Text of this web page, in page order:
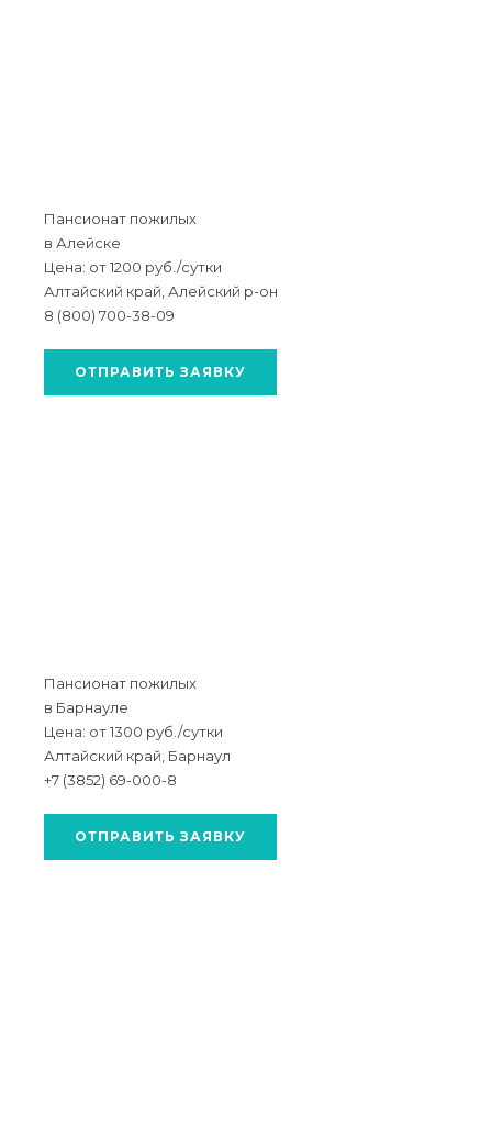
Пансионат пожилых
в Алейске
Цена: от 1200 руб./сутки
Алтайский край, Алейский р-он
8 (800) 700-38-09
ОТПРАВИТЬ ЗАЯВКУ
Пансионат пожилых
в Барнауле
Цена: от 1300 руб./сутки
Алтайский край, Барнаул
+7 (3852) 69-000-8
ОТПРАВИТЬ ЗАЯВКУ